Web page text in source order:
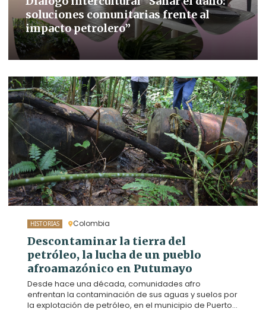
soluciones comunitarias frente al
impacto petrolero”
HISTORIAS Colombia
Descontaminar la tierra del
petróleo, la lucha de un pueblo
afroamazónico en Putumayo
Desde hace una década, comunidades afro
enfrentan la contaminación de sus aguas y suelos por
la explotación de petróleo, en el municipio de Puerto